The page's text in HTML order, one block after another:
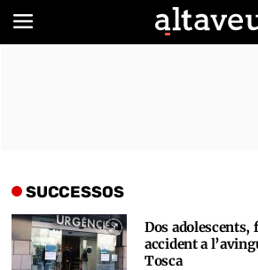
SUCCESSOS
Dos adolescents,
accident a
Tosca